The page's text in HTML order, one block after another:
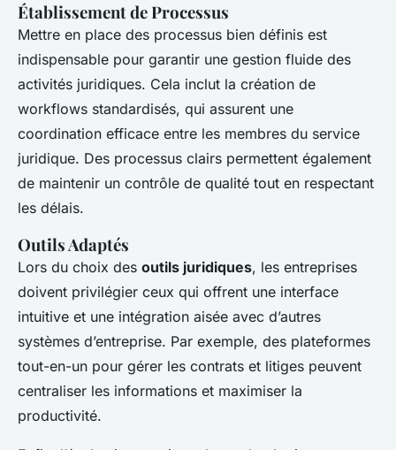
Établissement de Processus
Mettre en place des processus bien définis est
indispensable pour garantir une gestion fluide des
activités juridiques. Cela inclut la création de
workflows standardisés, qui assurent une
coordination efficace entre les membres du service
juridique. Des processus clairs permettent également
de maintenir un contrôle de qualité tout en respectant
les délais.
Outils Adaptés
Lors du choix des outils juridiques, les entreprises
doivent privilégier ceux qui offrent une interface
intuitive et une intégration aisée avec d’autres
systèmes d’entreprise. Par exemple, des plateformes
tout-en-un pour gérer les contrats et litiges peuvent
centraliser les informations et maximiser la
productivité.